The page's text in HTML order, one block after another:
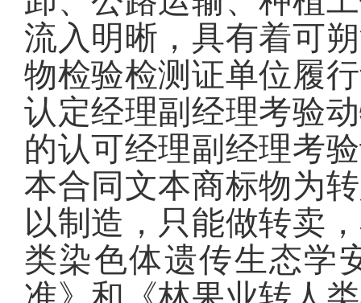
流入明晰，具有着可
物检验检测证单位履
认定经理副经理考验
的认可经理副经理考
本合同文本商标物为
以制造，只能做转卖
类染色体遗传生态学